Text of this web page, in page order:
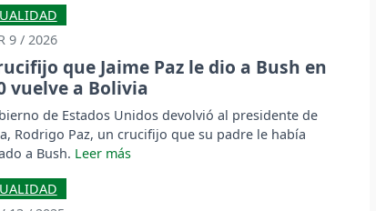
9 / 2026
que Jaime Paz le dio a Bush en
vuelve a Bolivia
de Estados Unidos devolvió al presidente de
Rodrigo Paz, un crucifijo que su padre le había
a Bush.